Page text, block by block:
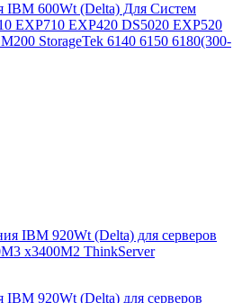
IBM 600Wt (Delta) Для Систем
EXP710 EXP420 DS5020 EXP520
StorageTek 6140 6150 6180(300-
920Wt (Delta) для серверов